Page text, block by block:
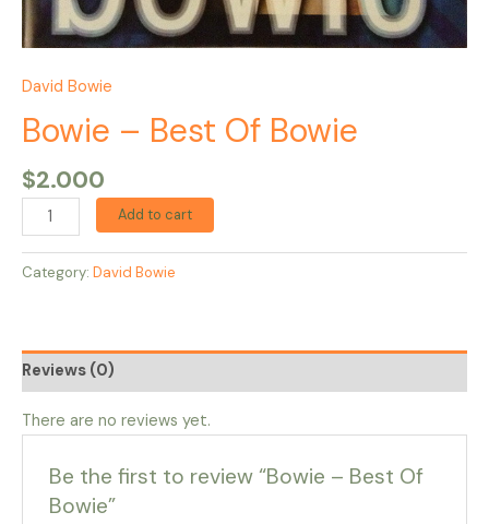
David Bowie
Bowie – Best Of Bowie
$2.000
Add to cart
Category: David Bowie
Reviews (0)
There are no reviews yet.
Be the first to review “Bowie – Best Of
Bowie”